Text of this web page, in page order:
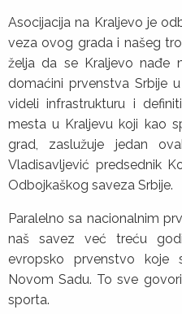
Asocijacija na Kraljevo je
veza ovog grada i našeg
želja da se Kraljevo nađe
domaćini prvenstva Srbije
videli infrastrukturu i
mesta u Kraljevu koji kao
grad, zaslužuje jedan
Vladisavljević predsednik
Odbojkaškog saveza Srbije.
Paralelno sa nacionalnim
naš savez već treću
evropsko prvenstvo koje
Novom Sadu. To sve
sporta.